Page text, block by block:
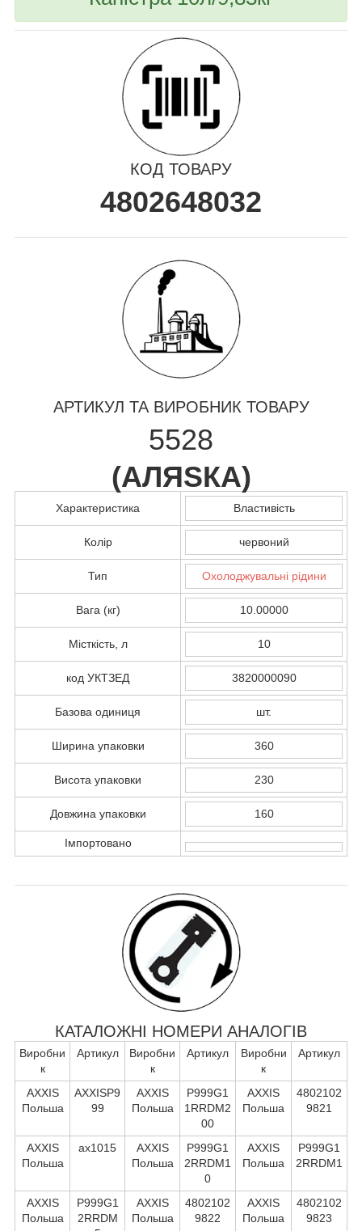
КОД ТОВАРУ
4802648032
АРТИКУЛ ТА ВИРОБНИК ТОВАРУ
5528
(АЛЯSКА)
Характеристика Властивість
Колір червоний
Тип Охолоджувальні рідини
Вага (кг) 10.00000
Місткість, л 10
код УКТЗЕД 3820000090
Базова одиниця шт.
Ширина упаковки 360
Висота упаковки 230
Довжина упаковки 160
Імпортовано
КАТАЛОЖНІ НОМЕРИ АНАЛОГІВ
Виробни
к
Артикул
Виробни
к
Артикул
Виробни
к
Артикул
AXXIS
Польша
AXXISP9
99
AXXIS
Польша
P999G1
1RRDM2
00
AXXIS
Польша
4802102
9821
AXXIS
Польша
ax1015
AXXIS
Польша
P999G1
2RRDM1
0
AXXIS
Польша
P999G1
2RRDM1
AXXIS
Польша
P999G1
2RRDM
AXXIS
Польша
4802102
9822
AXXIS
Польша
4802102
9823